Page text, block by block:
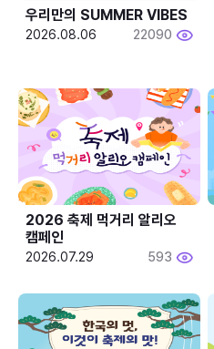
우리만의 SUMMER VIBES
2026.08.06 22090
2026 축제 먹거리 알리오
캠페인
2026.07.29 593